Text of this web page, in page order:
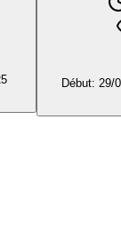
Début: 29/